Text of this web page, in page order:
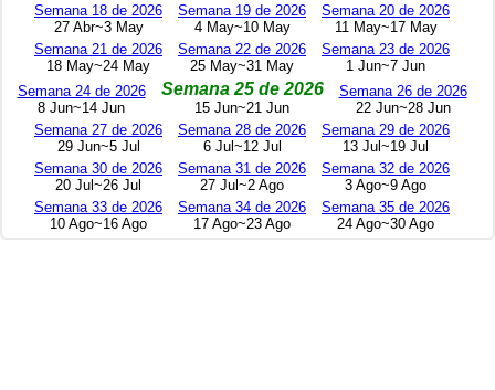
Semana 18 de 2026
27 Abr~3 May
Semana 19 de 2026
4 May~10 May
Semana 20 de 2026
11 May~17 May
Semana 21 de 2026
18 May~24 May
Semana 22 de 2026
25 May~31 May
Semana 23 de 2026
1 Jun~7 Jun
Semana 24 de 2026
8 Jun~14 Jun
Semana 25 de 2026
15 Jun~21 Jun
Semana 26 de 2026
22 Jun~28 Jun
Semana 27 de 2026
29 Jun~5 Jul
Semana 28 de 2026
6 Jul~12 Jul
Semana 29 de 2026
13 Jul~19 Jul
Semana 30 de 2026
20 Jul~26 Jul
Semana 31 de 2026
27 Jul~2 Ago
Semana 32 de 2026
3 Ago~9 Ago
Semana 33 de 2026
10 Ago~16 Ago
Semana 34 de 2026
17 Ago~23 Ago
Semana 35 de 2026
24 Ago~30 Ago